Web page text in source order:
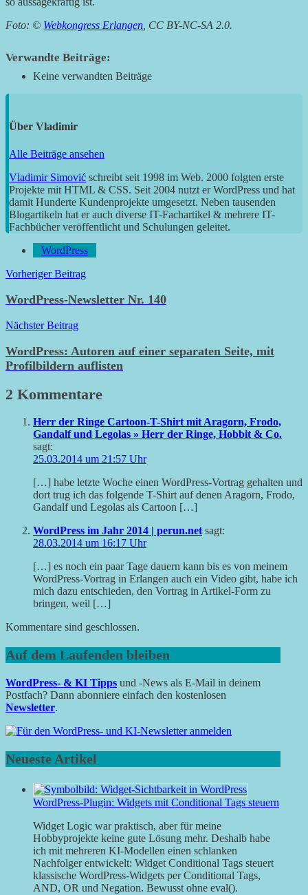
Foto: © Webkongress Erlangen , CC BY-NC-SA 2.0.
Verwandte Beiträge:
Keine verwandten Beiträge
Über Vladimir
Alle Beiträge ansehen
Vladimir Simović schreibt seit 1998 im Web. 2000 folgten erste
Projekte mit HTML & CSS. Seit 2004 nutzt er WordPress und hat
damit Hunderte Kundenprojekte umgesetzt. Neben tausenden
Blogartikeln hat er auch diverse IT-Fachartikel & mehrere IT-
Fachbücher veröffentlicht und Schulungen geleitet.
WordPress
Beitragsnavigation
Vorheriger Beitrag
WordPress-Newsletter Nr. 140
Nächster Beitrag
WordPress: Autoren auf einer separaten Seite, mit
Profilbildern auflisten
2 Kommentare
Herr der Ringe Cartoon-T-Shirt mit Aragorn, Frodo,
Gandalf und Legolas » Herr der Ringe, Hobbit & Co.
sagt:
25.03.2014 um 21:57 Uhr
[…] habe letzte Woche einen WordPress-Vortrag gehalten und
dort trug ich das folgende T-Shirt auf denen Aragorn, Frodo,
Gandalf und Legolas als Cartoon […]
WordPress im Jahr 2014 | perun.net sagt:
28.03.2014 um 16:17 Uhr
[…] es noch ein paar Tage dauern kann bis es von meinem
WordPress-Vortrag in Erlangen auch ein Video gibt, habe ich
mich dazu entschieden, den Vortrag in Artikel-Form zu
bringen, weil […]
Kommentare sind geschlossen.
Auf dem Laufenden bleiben
WordPress- & KI Tipps und -News als E-Mail in deinem
Postfach? Dann abonniere einfach den kostenlosen
Newsletter.
Neueste Artikel
WordPress-Plugin: Widgets mit Conditional Tags steuern
Widget Logic war praktisch, aber für meine
Hobbyprojekte keine gute Lösung mehr. Deshalb habe
ich mit mehreren KI-Modellen einen schlanken
Nachfolger entwickelt: Widget Conditional Tags steuert
klassische WordPress-Widgets per Conditional Tags,
AND, OR und Negation. Bewusst ohne eval().